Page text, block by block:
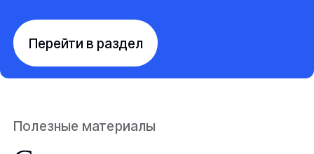
Перейти в раздел
Полезные материалы